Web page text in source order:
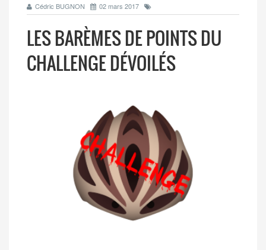
Cédric BUGNON 02 mars 2017
LES BARÈMES DE POINTS DU
CHALLENGE DÉVOILÉS